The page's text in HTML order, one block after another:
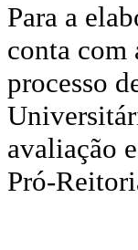
Para a
conta com
processo
avaliação
Pró-